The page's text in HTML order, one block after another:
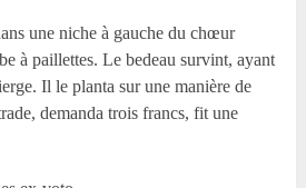
une niche à gauche du chœur
à paillettes. Le bedeau survint, ayant
Il le planta sur une manière de
demanda trois francs, fit une